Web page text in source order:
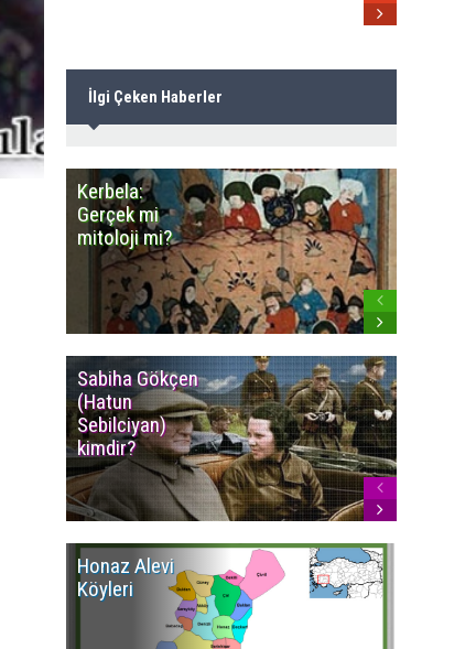
İlgi Çeken Haberler
Kerbela:
Gerçek mi
mitoloji mi?
Sabiha Gökçen
(Hatun
Sebilciyan)
kimdir?
Honaz Alevi
Köyleri